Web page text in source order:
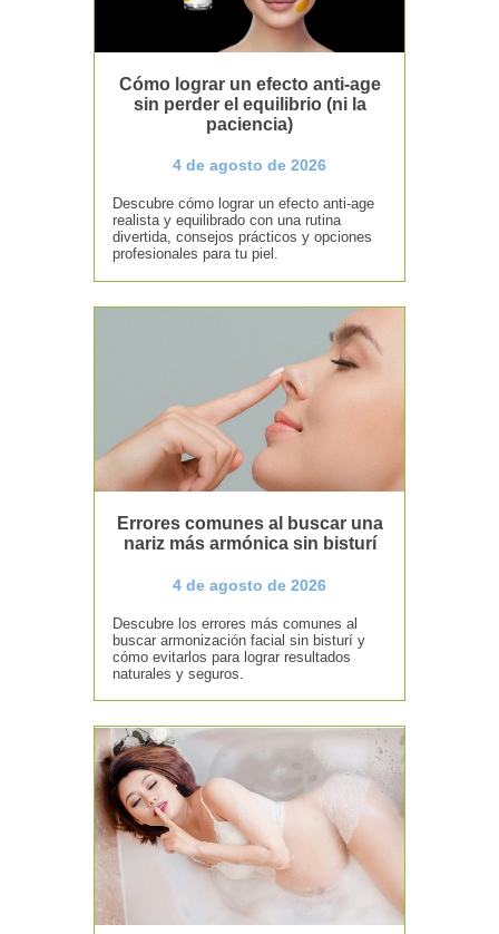
Cómo lograr un efecto anti-age
sin perder el equilibrio (ni la
paciencia)
4 de agosto de 2026
Descubre cómo lograr un efecto anti-age
realista y equilibrado con una rutina
divertida, consejos prácticos y opciones
profesionales para tu piel.
Errores comunes al buscar una
nariz más armónica sin bisturí
4 de agosto de 2026
Descubre los errores más comunes al
buscar armonización facial sin bisturí y
cómo evitarlos para lograr resultados
naturales y seguros.